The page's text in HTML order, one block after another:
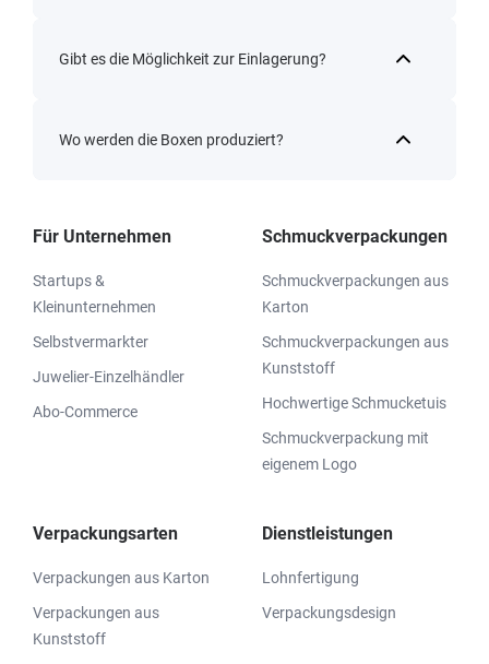
Gibt es die Möglichkeit zur Einlagerung?
Wo werden die Boxen produziert?
Für Unternehmen
Startups &
Kleinunternehmen
Selbstvermarkter
Juwelier-Einzelhändler
Abo-Commerce
Schmuckverpackungen
Schmuckverpackungen aus
Karton
Schmuckverpackungen aus
Kunststoff
Hochwertige Schmucketuis
Schmuckverpackung mit
eigenem Logo
Verpackungsarten
Verpackungen aus Karton
Verpackungen aus
Kunststoff
Dienstleistungen
Lohnfertigung
Verpackungsdesign